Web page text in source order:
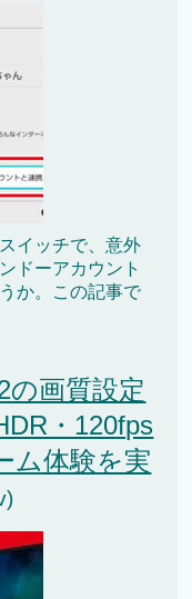
イッチで、意外
ドーアカウント
か。この記事で
の画質設定
・120fps
ム体験を実